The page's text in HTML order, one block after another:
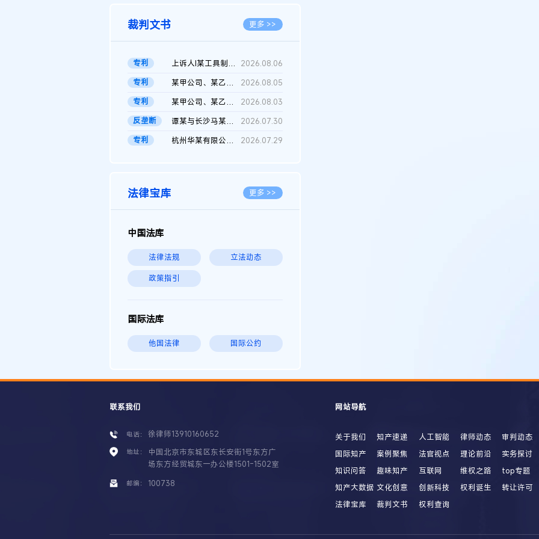
裁判文书 更多 >>
专利 上诉人I某工具制品有限公司与被上诉人程某及一审被告中华人民共和...
2026.08.06
专利
某甲公司、某乙公司、某丙公司申请诉前行为保全复议裁定书
2026.08.05
专利
某甲公司、某乙公司、官某与某丙公司专利申请权权属纠纷 二审判决...
2026.08.03
反垄断
谭某与长沙马某堆农产品股份有限公司滥用市场支配地位纠纷二审裁...
2026.07.30
专利
杭州华某有限公司与菲某有限公司侵害发明专利权纠纷 2026.07.29
法律宝库 更多 >>
中国法库
法律法规 立法动态
政策指引
国际法库
他国法律 国际公约
联系我们
电话： 徐律师13910160652
地址：
中国北京市东城区东长安街1号东方广
场东方经贸城东一办公楼1501-1502室
邮编： 100738
网站导航
关于我们 知产速递 人工智能 律师动态
审判动态
国际知产
案例聚焦 法官视点 理论前沿
实务探讨
知识问答
趣味知产 互联网 维权之路
top专题
知产大数据 文化创意 创新科技 权利诞生
转让许可
法律宝库
裁判文书 权利查询